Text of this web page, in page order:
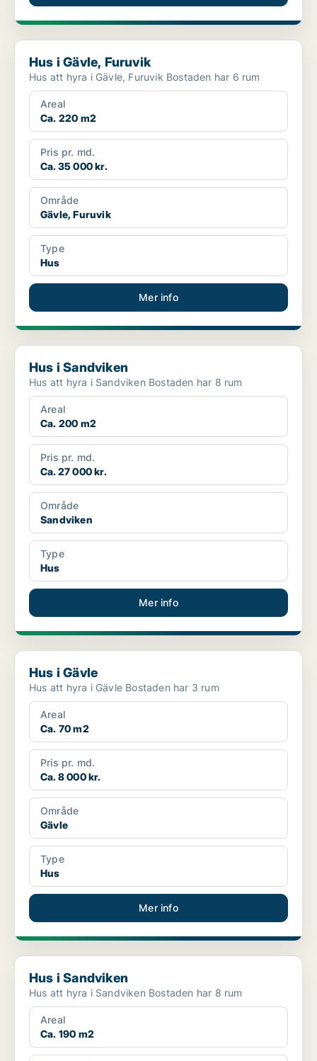
Hus i Gävle, Furuvik
Hus i Gävle, Furuvik
Hus att hyra i Gävle, Furuvik Bostaden har 6 rum
Areal
Ca. 220 m2
Pris pr. md.
Ca. 35 000 kr.
Område
Gävle, Furuvik
Type
Hus
Mer info
Hus i Sandviken
Hus i Sandviken
Hus att hyra i Sandviken Bostaden har 8 rum
Areal
Ca. 200 m2
Pris pr. md.
Ca. 27 000 kr.
Område
Sandviken
Type
Hus
Mer info
Hus i Gävle
Hus i Gävle
Hus att hyra i Gävle Bostaden har 3 rum
Areal
Ca. 70 m2
Pris pr. md.
Ca. 8 000 kr.
Område
Gävle
Type
Hus
Mer info
Hus i Sandviken
Hus i Sandviken
Hus att hyra i Sandviken Bostaden har 8 rum
Areal
Ca. 190 m2